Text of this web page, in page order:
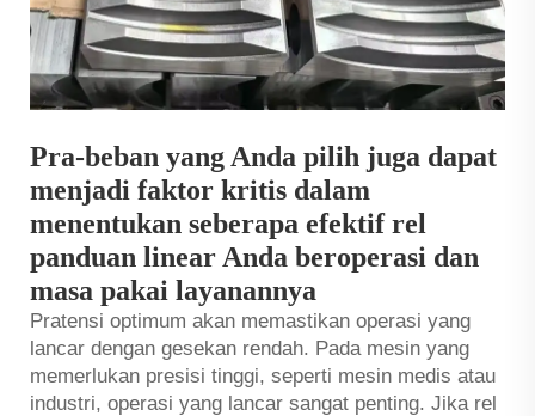
Pra-beban yang Anda pilih juga dapat
menjadi faktor kritis dalam
menentukan seberapa efektif rel
panduan linear Anda beroperasi dan
masa pakai layanannya
Pratensi optimum akan memastikan operasi yang
lancar dengan gesekan rendah. Pada mesin yang
memerlukan presisi tinggi, seperti mesin medis atau
industri, operasi yang lancar sangat penting. Jika rel